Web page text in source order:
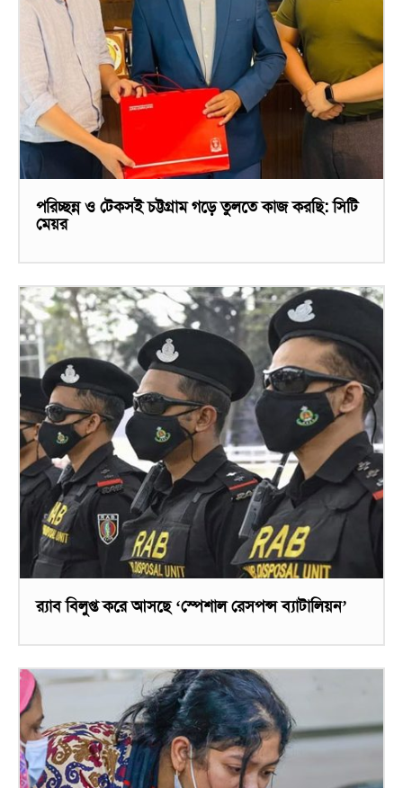
পরিচ্ছন্ন ও টেকসই চট্টগ্রাম গড়ে তুলতে কাজ করছি: সিটি
মেয়র
র‌্যাব বিলুপ্ত করে আসছে ‘স্পেশাল রেসপন্স ব্যাটালিয়ন’